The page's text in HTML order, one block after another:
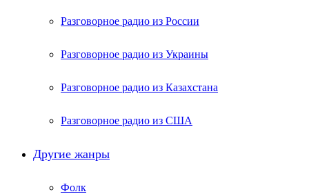
Разговорное радио из России
Разговорное радио из Украины
Разговорное радио из Казахстана
Разговорное радио из США
Другие жанры
Фолк